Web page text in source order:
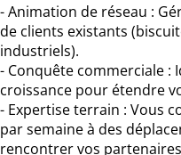
- Animation de réseau :
de clients existants
industriels).
- Conquête commerciale :
croissance pour étendre
- Expertise terrain : Vous
par semaine à des
rencontrer vos